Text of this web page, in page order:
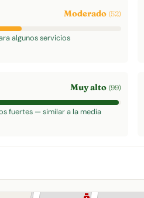
Moderado (52)
algunos servicios
Muy alto (99)
fuertes — similar a la media